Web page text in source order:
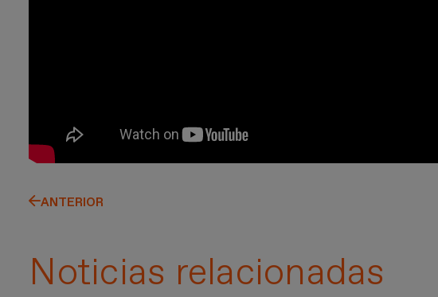
ANTERIOR
Noticias relacionadas